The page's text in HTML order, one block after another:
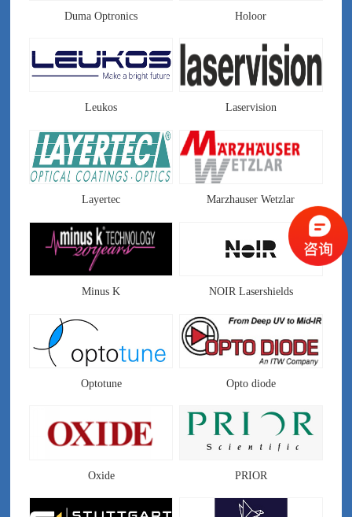
Duma Optronics Holoor
Leukos Laservision
Layertec Marzhauser Wetzlar
Minus K NOIR Lasershields
Optotune Opto diode
Oxide PRIOR